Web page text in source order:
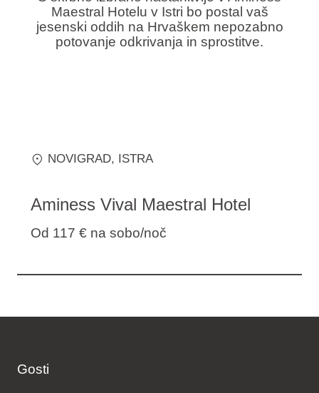
Maestral Hotelu v Istri bo postal vaš
jesenski oddih na Hrvaškem nepozabno
potovanje odkrivanja in sprostitve.
NOVIGRAD, ISTRA
Aminess Vival Maestral Hotel
Od 117 € na sobo/noč
Gosti